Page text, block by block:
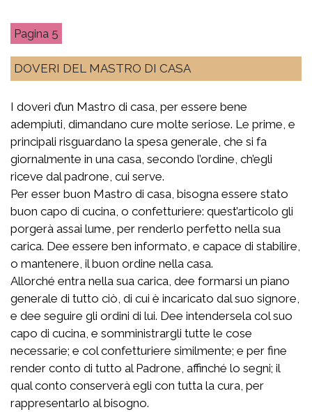
5
DOVERI DEL MASTRO DI CASA
I doveri d’un Mastro di casa, per essere bene
adempiuti, dimandano cure molte seriose. Le prime, e
principali risguardano la spesa generale, che si fa
giornalmente in una casa, secondo l’ordine, ch’egli
riceve dal padrone, cui serve.
Per esser buon Mastro di casa, bisogna essere stato
buon capo di cucina, o confetturiere: quest’articolo gli
porgerà assai lume, per renderlo perfetto nella sua
carica. Dee essere ben informato, e capace di stabilire,
o mantenere, il buon ordine nella casa.
Allorché entra nella sua carica, dee formarsi un piano
generale di tutto ciò, di cui è incaricato dal suo signore,
e dee seguire gli ordini di lui. Dee intendersela col suo
capo di cucina, e somministrargli tutte le cose
necessarie; e col confetturiere similmente; e per fine
render conto di tutto al Padrone, affinché lo segni; il
qual conto conserverà egli con tutta la cura, per
rappresentarlo al bisogno.